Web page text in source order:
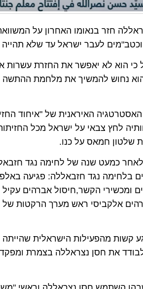
חזר בנאומו האחרון על
לעבר ישראל עד שלא
כי הוא לא יאפשר את החזרת עשרות
נחוש להמשיך את מלחמת ההתשה
האיראנית של "איחוד
לחץ צבאי על ישראל מכל
שלטון חמאס על כנו.
כמעט שנה של לחימה נגד
בלחימה נגד חזבאללה: פגיעה
ומכשירי הקשר,חיסול אברהים
אלקביסי ראש מערך הרקטות
קשות מהפעילות הישראלית שהייתה
את חסן נצראללה בצמרת